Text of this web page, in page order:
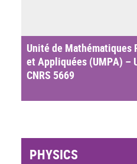
Unité de Mathématiques
et Appliquées (UMPA) –
CNRS 5669
PHYSICS